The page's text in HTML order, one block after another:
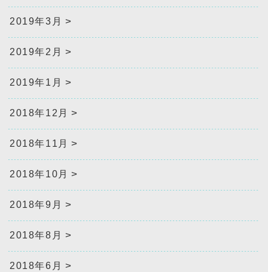
2019年3月
2019年2月
2019年1月
2018年12月
2018年11月
2018年10月
2018年9月
2018年8月
2018年6月